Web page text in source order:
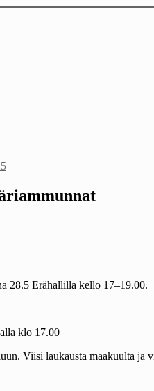
28.5 Erähallilla kello 17–19.00.
klo 17.00
Viisi laukausta maakuulta ja